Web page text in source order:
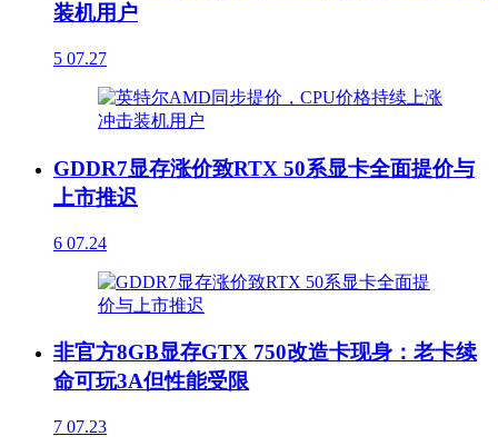
装机用户
5 07.27
GDDR7显存涨价致RTX 50系显卡全面提价与
上市推迟
6 07.24
非官方8GB显存GTX 750改造卡现身：老卡续
命可玩3A但性能受限
7 07.23